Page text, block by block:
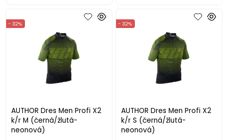
AUTHOR Dres Men Profi X2
k/r M (černá/žlutá-
neonová)
- 32%
AUTHOR Dres Men Profi X2
k/r S (černá/žlutá-
neonová)
- 32%